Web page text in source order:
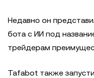
Недавно он
бота с ИИ под
трейдерам
Tafabot также